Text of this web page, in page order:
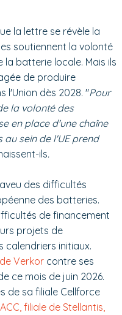
la lettre se révèle la
soutiennent la volonté
batterie locale. Mais ils
de produire
l'Union dès 2028. "Pour
la volonté des
en place d'une chaîne
sein de l'UE prend
ils.
des difficultés
des batteries.
de financement
projets de
calendriers initiaux.
Verkor contre ses
ce mois de juin 2026.
de sa filiale Cellforce
ACC, filiale de Stellantis,